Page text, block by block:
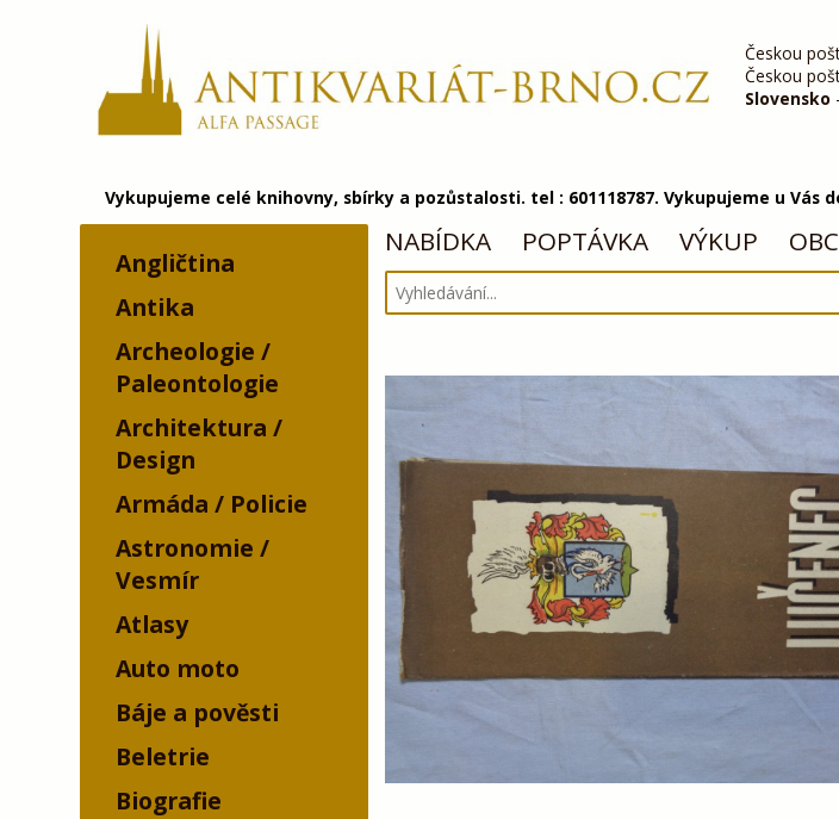
Českou
Českou
Slovensko
Vykupujeme celé knihovny, sbírky a pozůstalosti. tel : 601118787. Vykupujeme u Vás
Angličtina
Antika
Archeologie /
Paleontologie
Architektura /
Design
Armáda / Policie
Astronomie /
Vesmír
Atlasy
Auto moto
Báje a pověsti
Beletrie
Biografie
NABÍDKA POPTÁVKA VÝKUP